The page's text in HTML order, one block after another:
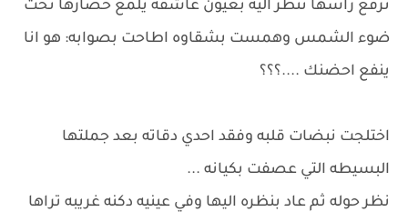
ترفع راسها تنظر اليه بعيون عاشقه يلمع خضارها تحت
ضوء الشمس وهمست بشقاوه اطاحت بصوابه: هو انا
ينفع احضنك ....؟؟؟
اختلجت نبضات قلبه وفقد احدي دقاته بعد جملتها
البسيطه التي عصفت بكيانه ...
نظر حوله ثم عاد بنظره اليها وفي عينيه دكنه غريبه تراها